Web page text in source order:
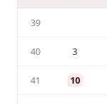
39
40 3
41 10